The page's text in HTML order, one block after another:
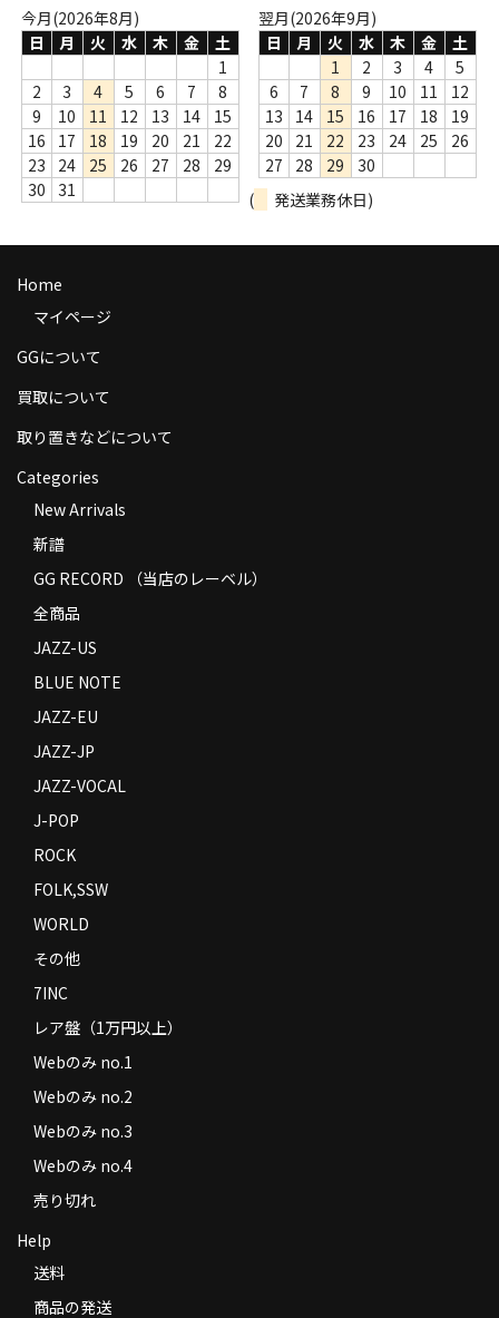
Webのみ no.1
Webのみ no.2
Webのみ no.3
Webのみ no.4
売り切れ
Help
送料
お支払い方法
返品
コンディション
特定商取引法に基づく表示
Contact
今月(2026年8月)
日
月 火 水 木 金
土
1
2
3 4 5 6 7
8
9
10 11 12 13 14
15
16
17 18 19 20 21
22
23
24 25 26 27 28
29
30
31
翌月(2026年9月)
日
月 火 水 木 金
土
1
2 3 4
5
6
7 8 9 10 11
12
13
14 15 16 17 18
19
20
21 22 23 24 25
26
27
28 29
30
(
発送業務休日)
Home
マイページ
GGについて
買取について
取り置きなどについて
Categories
New Arrivals
新譜
GG RECORD （当店のレーベル）
全商品
JAZZ-US
BLUE NOTE
JAZZ-EU
JAZZ-JP
JAZZ-VOCAL
J-POP
ROCK
FOLK,SSW
WORLD
その他
7INC
レア盤（1万円以上）
Webのみ no.1
Webのみ no.2
Webのみ no.3
Webのみ no.4
売り切れ
Help
送料
商品の発送